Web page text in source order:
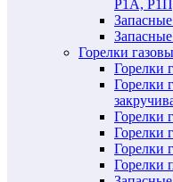
Р1А,
Горелки
Горелки
Горелки
Горелки
Горелки
Горелки
Горелки